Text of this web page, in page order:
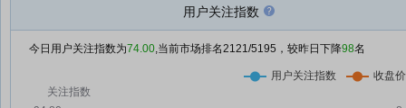
厦门国贸：融资净买入425.68万
用户关注指数
今日用户关注指数为74.00,当前市场排名2121/5195，较昨日下降98名